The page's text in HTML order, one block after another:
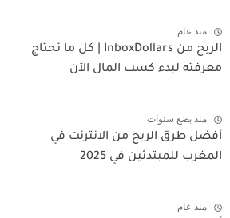
منذ عام
الربح من InboxDollars | كل ما تحتاج
معرفته لبدء كسب المال الآن
منذ بضع سنوات
أفضل طرق الربح من الانترنت في
المغرب للمبتدئين في 2025
منذ عام